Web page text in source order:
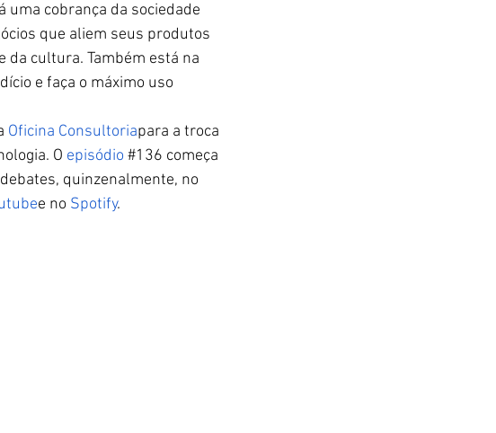
uma cobrança da sociedade
que aliem seus produtos
da cultura. Também está na
e faça o máximo uso
Oficina Consultoriapara a troca
O episódio #136 começa
quinzenalmente, no
e no Spotify.